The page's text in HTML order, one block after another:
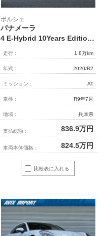
比較表に入れる
ポルシェ
パナメーラ
4 E-Hybrid 10Years Edition 限定車 ｽﾎﾟｰﾂｸﾛﾉPKG ｽﾎﾟｰﾂﾃﾞｻﾞｲﾝPKG ﾊﾟﾉﾗﾏSR 黒革 ﾏﾄﾘｯｸｽLED(PDLS+) ACC ｴﾝﾄﾘｰD LCA LKA PASMｴｱｻｽ ｼｰﾄﾋｰﾀｰ 14WAY PCMﾅﾋﾞ 全周ｶﾒﾗ BOSE ｿﾌﾄｸﾛｰｽﾞﾄﾞｱ ﾊﾟﾜｽﾃﾌﾟﾗｽ 専用21AW 5人乗 禁煙 正規D車
走行： 1.8万km
年式： 2020/R2
ミッション： AT
車検： R9年7月
地域： 兵庫県
支払総額： 836.9万円
車両本体価格： 824.5万円